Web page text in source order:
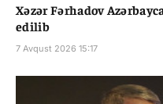
Xəzər Fərhadov
edilib
7 Avqust 2026 15:17